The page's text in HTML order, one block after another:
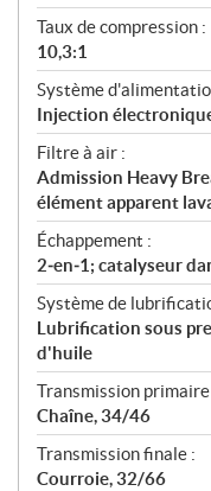
Taux de compression :
10,3:1
Système
Injection
Filtre à air :
Admission Heavy
élément apparent
Échappement :
2‑en‑1; catalyseur
Système de
Lubrification sous
d'huile
Transmission primaire
Chaîne, 34/46
Transmission finale :
Courroie, 32/66